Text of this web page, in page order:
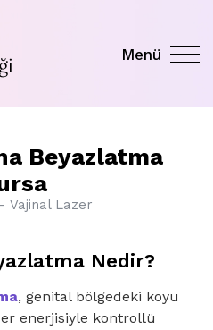
Menü
Beyazlatma
Vajinal Lazer
Nedir?
, genital bölgedeki koyu
enerjisiyle kontrollü